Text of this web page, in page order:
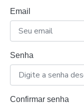
Email
Senha
Confirmar senha